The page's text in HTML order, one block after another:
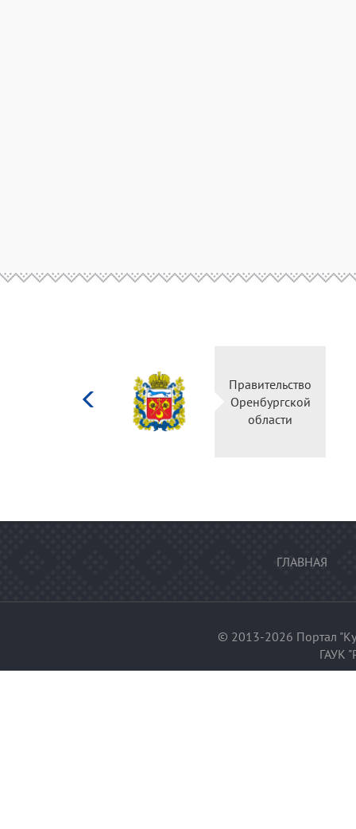
Правительство
Оренбургской
области
ГЛАВНАЯ
© 2013-2026 Портал
ГАУК